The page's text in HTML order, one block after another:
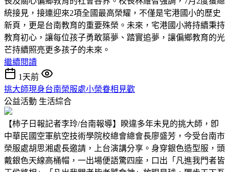
統接見，接連迎來2項全國最高榮耀，不僅是宅港國小的歷史
新頁，更是台南教育的重要殊榮。未來，宅港國小將持續秉持
教育初心，讓每位孩子勇敢築夢、踏實追夢，讓偏鄉教育的光
芒持續照亮更多孩子的未來。
繼續閱讀
1天前
挑大師現身台南榮服處小榮眷相見歡
公益活動 生活綜合
【柿子日報記者李玲/台南報導】睽違多年未見的挑大師，卽
中華民國空軍航空技術學院校總會總會長廖盛芳，今受台南市
榮服處胡思湘處長邀請，上台演講分享。身穿銀色造型服，頭
戴銀色天線高桶帽，一出場便語驚四座，口出「凡進我門者皆